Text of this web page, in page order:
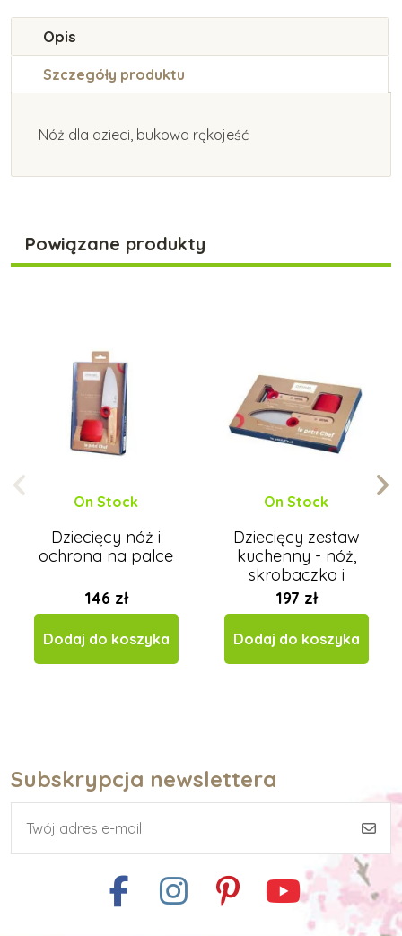
Opis
Szczegóły produktu
Nóż dla dzieci, bukowa rękojeść
Powiązane produkty
On Stock
Dziecięcy nóż i
ochrona na palce
146 zł
Dodaj do koszyka
On Stock
Dziecięcy zestaw
kuchenny - nóż,
skrobaczka i
ochraniacz na palce
197 zł
Dodaj do koszyka
Subskrypcja newslettera